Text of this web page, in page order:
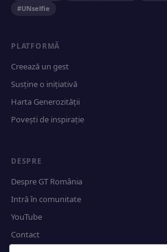
#UNselfie
PLATFORMĂ
Creează un gest
Susține o inițiativă
Harta Generozității
Povești de inspirație
DESPRE
Despre GT România
Intră în comunitate
YouTube
Contact